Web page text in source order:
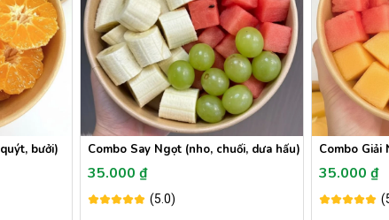
bưởi) Combo Say Ngọt (nho, chuối, dưa hấu)
35.000 ₫
(5.0)
Combo Giải
35.000 ₫